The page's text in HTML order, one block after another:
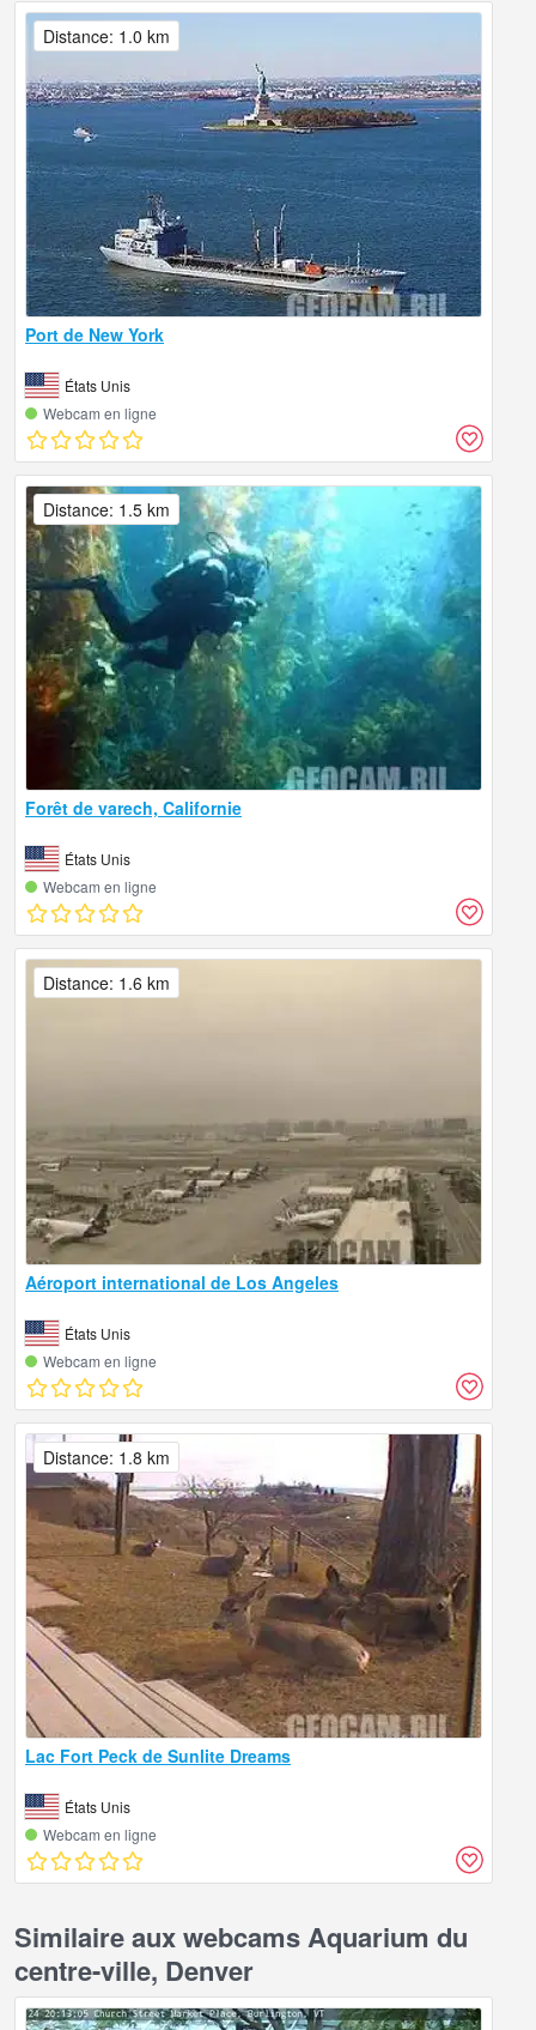
Port de New York
États Unis
Webcam en ligne
Distance: 1.0 km
Forêt de varech, Californie
États Unis
Webcam en ligne
Distance: 1.5 km
Aéroport international de Los Angeles
États Unis
Webcam en ligne
Distance: 1.6 km
Lac Fort Peck de Sunlite Dreams
États Unis
Webcam en ligne
Distance: 1.8 km
Similaire aux webcams Aquarium du
centre-ville, Denver